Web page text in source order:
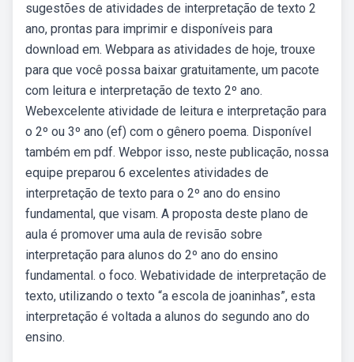
sugestões de atividades de interpretação de texto 2
ano, prontas para imprimir e disponíveis para
download em. Webpara as atividades de hoje, trouxe
para que você possa baixar gratuitamente, um pacote
com leitura e interpretação de texto 2º ano.
Webexcelente atividade de leitura e interpretação para
o 2º ou 3º ano (ef) com o gênero poema. Disponível
também em pdf. Webpor isso, neste publicação, nossa
equipe preparou 6 excelentes atividades de
interpretação de texto para o 2º ano do ensino
fundamental, que visam. A proposta deste plano de
aula é promover uma aula de revisão sobre
interpretação para alunos do 2º ano do ensino
fundamental. o foco. Webatividade de interpretação de
texto, utilizando o texto “a escola de joaninhas”, esta
interpretação é voltada a alunos do segundo ano do
ensino.